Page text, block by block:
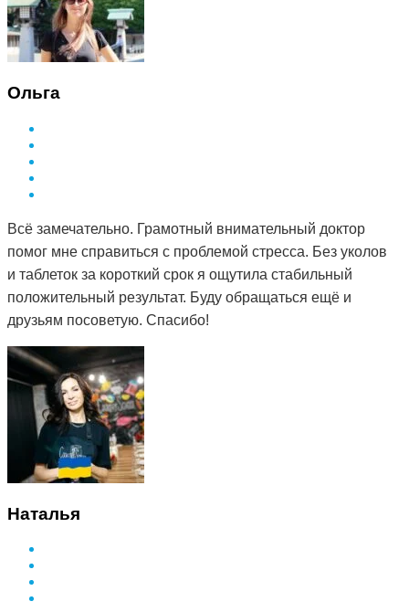
Ольга
Всё замечательно. Грамотный внимательный доктор
помог мне справиться с проблемой стресса. Без уколов
и таблеток за короткий срок я ощутила стабильный
положительный результат. Буду обращаться ещё и
друзьям посоветую. Спасибо!
Наталья